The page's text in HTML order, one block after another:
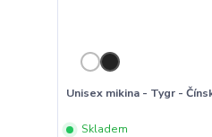
Unisex mikina - Tygr -
Skladem